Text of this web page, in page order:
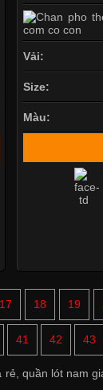
Vải:
Size:
Màu:
17 18 19
41 42 43
rẻ quần lót nam
short quần lót
quần lót nam